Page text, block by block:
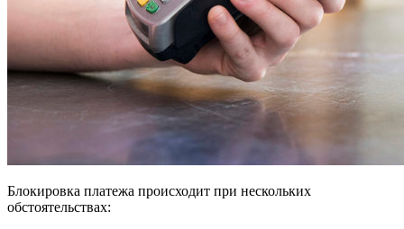
Блокировка платежа происходит при нескольких
обстоятельствах: